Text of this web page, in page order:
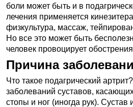
боли может быть и в
лечения применяется
физкультура, массаж,
Но все это может быть
человек провоцирует
Причина
Что такое подагрический
заболеваний суставов,
стопы и ног (иногда рук). Сустав